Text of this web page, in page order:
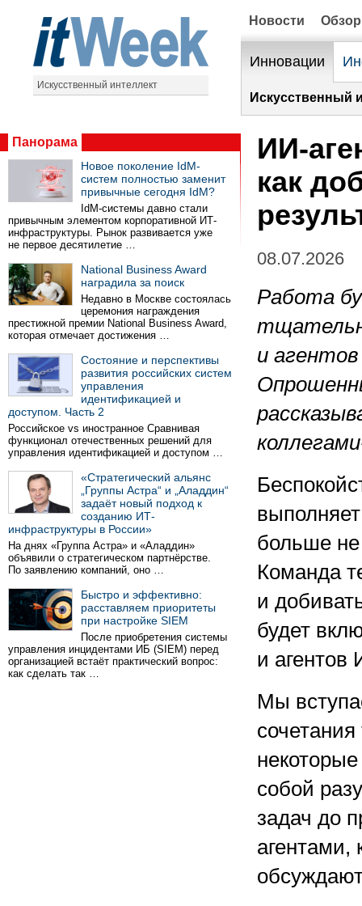
Искусственный интеллект
Новости
Инновации
Искусственный
Панорама
Новое поколение IdM-
систем полностью заменит
привычные сегодня IdM?
IdM-системы давно стали
привычным элементом корпоративной ИТ-
инфраструктуры. Рынок развивается уже
не первое десятилетие …
National Business Award
наградила за поиск
Недавно в Москве состоялась
церемония награждения
престижной премии National Business Award,
которая отмечает достижения …
Состояние и перспективы
развития российских систем
управления
идентификацией и
доступом. Часть 2
Российское vs иностранное Сравнивая
функционал отечественных решений для
управления идентификацией и доступом …
«Стратегический альянс
„Группы Астра“ и „Аладдин“
задаёт новый подход к
созданию ИТ-
инфраструктуры в России»
На днях «Группа Астра» и «Аладдин»
объявили о стратегическом партнёрстве.
По заявлению компаний, оно …
Быстро и эффективно:
расставляем приоритеты
при настройке SIEM
После приобретения системы
управления инцидентами ИБ (SIEM) перед
организацией встаёт практический вопрос:
как сделать так …
ИИ-
как
08.07.2026
Работа
и
больше не
Команда
и
будет
и агентов
Мы
собой
задач до
агентами,